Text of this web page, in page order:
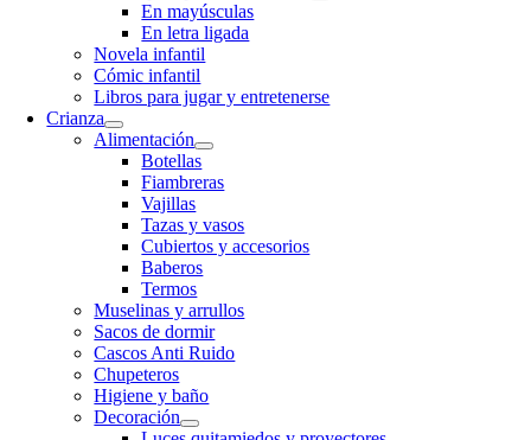
En mayúsculas
En letra ligada
Novela infantil
Cómic infantil
Libros para jugar y entretenerse
Crianza
Alimentación
Botellas
Fiambreras
Vajillas
Tazas y vasos
Cubiertos y accesorios
Baberos
Termos
Muselinas y arrullos
Sacos de dormir
Cascos Anti Ruido
Chupeteros
Higiene y baño
Decoración